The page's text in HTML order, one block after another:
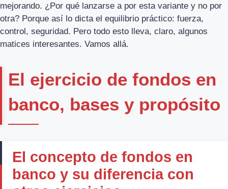
mejorando. ¿Por qué lanzarse a por esta variante y no por
otra? Porque así lo dicta el equilibrio práctico: fuerza,
control, seguridad. Pero todo esto lleva, claro, algunos
matices interesantes. Vamos allá.
El ejercicio de fondos en
banco, bases y propósito
El concepto de fondos en
banco y su diferencia con